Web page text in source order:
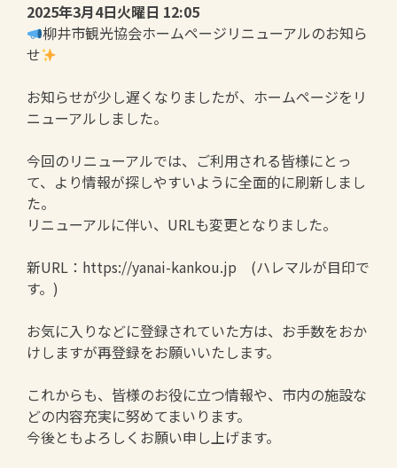
2025年3月4日火曜日 12:05
柳井市観光協会ホームページリニューアルのお知ら
せ
お知らせが少し遅くなりましたが、ホームページをリ
ニューアルしました。
今回のリニューアルでは、ご利用される皆様にとっ
て、より情報が探しやすいように全面的に刷新しまし
た。
リニューアルに伴い、URLも変更となりました。
新URL：https://yanai-kankou.jp (ハレマルが目印で
す。)
お気に入りなどに登録されていた方は、お手数をおか
けしますが再登録をお願いいたします。
これからも、皆様のお役に立つ情報や、市内の施設な
どの内容充実に努めてまいります。
今後ともよろしくお願い申し上げます。